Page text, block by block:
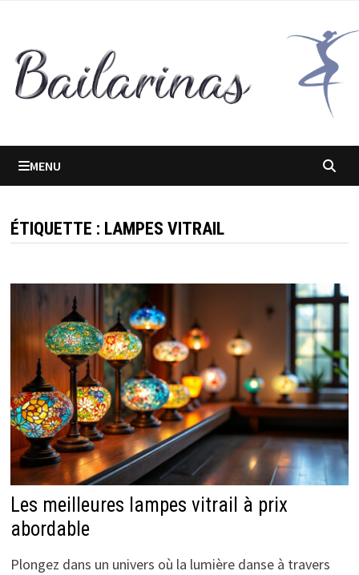
contenu
MENU
ÉTIQUETTE : LAMPES VITRAIL
Les meilleures lampes vitrail à prix
abordable
Plongez dans un univers où la lumière danse à travers